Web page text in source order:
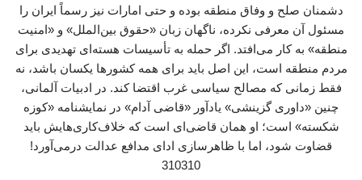
دشمنان صلح و وفاق منطقه بوده و حتی امارات نیز رسماً ایران را
مسئول آن معرفی نکرده، ناگهان زبان «حقوق بین‌الملل» و «امنیت
منطقه» به کار می‌افتد. اگر حمله به تأسیسات هسته‌ای تهدیدی برای
مردم منطقه است، این اصل باید برای همه کشورها یکسان باشد، نه
فقط زمانی که مصالح سیاسی غرب اقتضا کند. در ادبیات آلمانی،
چنین «داوری گزینشی» یادآور «قاضی آدام» در نمایشنامه «کوزه
شکسته» است؛ او همان قاضی‌ای است که خلاف‌کاری‌هایش باید
قضاوت شود، اما با ظاهرسازی ادای مدافع عدالت درمی‌آورد!
310310